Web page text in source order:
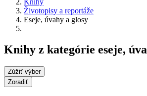
Knihy
Životopisy a reportáže
Eseje, úvahy a glosy
Knihy z kategórie eseje,
Zúžiť výber
Zoradiť